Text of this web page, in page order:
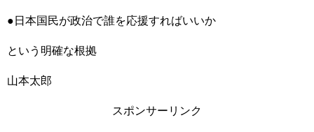
●日本国民が政治で誰を応援すればいいか
という明確な根拠
山本太郎
スポンサーリンク